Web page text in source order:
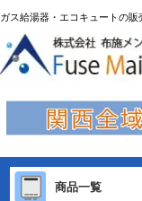
ガス給湯器・エコキュートの
商品一覧